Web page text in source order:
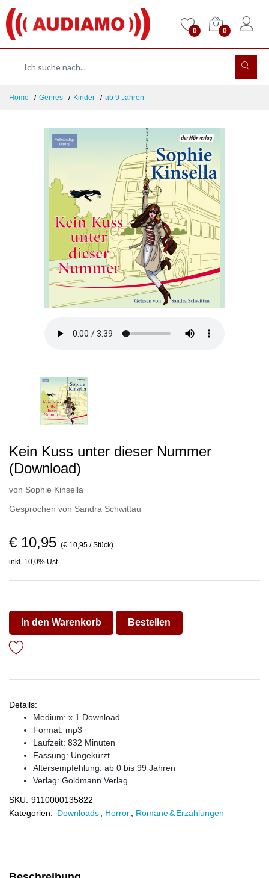
0 0
Home Genres Kinder ab 9 Jahren
Kein Kuss unter dieser Nummer
(Download)
von Sophie Kinsella
Gesprochen von Sandra Schwittau
€ 10,95 (€ 10,95 / Stück)
inkl. 10,0% Ust
In den Warenkorb Bestellen
Details:
Medium: x 1 Download
Format: mp3
Laufzeit: 832 Minuten
Fassung: Ungekürzt
Altersempfehlung: ab 0 bis 99 Jahren
Verlag: Goldmann Verlag
SKU: 9110000135822
Kategorien: Downloads Horror Romane & Erzählungen